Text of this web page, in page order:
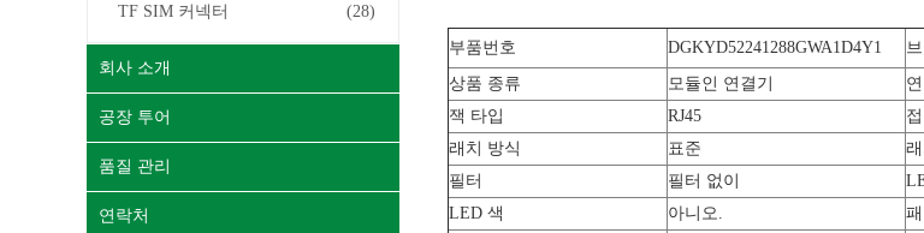
TF SIM 커넥터 (28)
회사 소개
공장 투어
품질 관리
연락처
부품번호 DGKYD52241288GWA1D4Y1
상품 종류
모듈인 연결기
잭 타입
RJ45
래치 방식
표준 래
필터
필터 없이
LED 색
아니오.